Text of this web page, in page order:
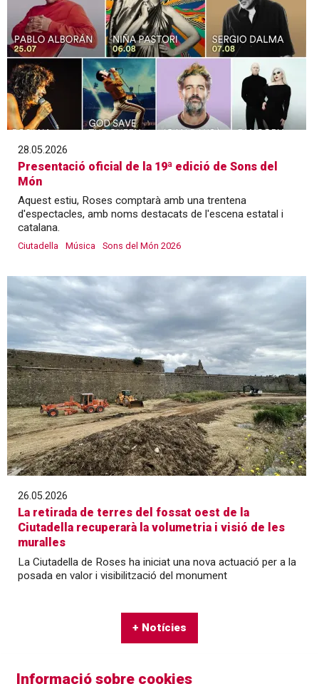
28.05.2026
Presentació oficial de la 19ª edició de Sons del
Món
Aquest estiu, Roses comptarà amb una trentena
d'espectacles, amb noms destacats de l'escena estatal i
catalana.
Ciutadella Música Sons del Món 2026
26.05.2026
La retirada de terres del fossat oest de la
Ciutadella recuperarà la volumetria i visió de les
muralles
La Ciutadella de Roses ha iniciat una nova actuació per a la
posada en valor i visibilització del monument
+ Notícies
Informació sobre cookies